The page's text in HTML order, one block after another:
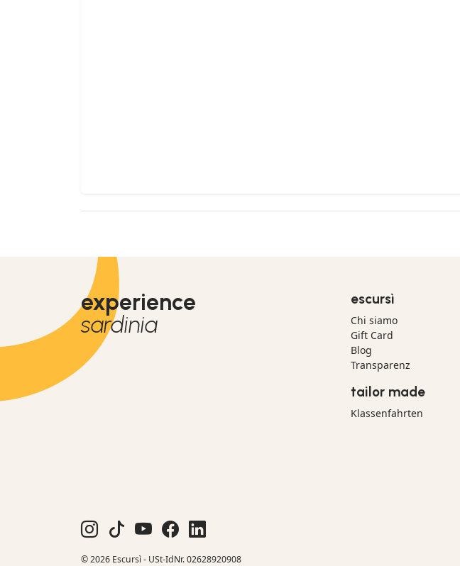
experience
sardinia
escursì
Chi siamo
Gift Card
Blog
Transparenz
tailor made
Klassenfahrten
© 2026 Escursì - USt-IdNr. 02628920908